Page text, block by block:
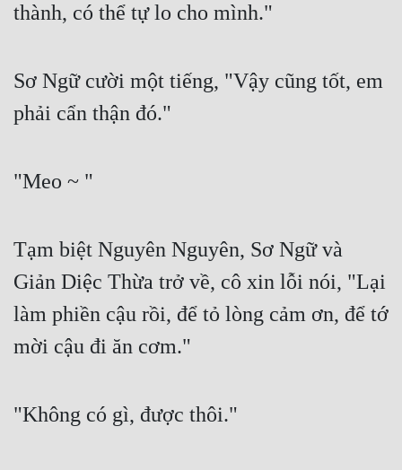
thành, có thể tự lo cho mình."
Sơ Ngữ cười một tiếng, "Vậy cũng tốt, em
phải cẩn thận đó."
"Meo ~ "
Tạm biệt Nguyên Nguyên, Sơ Ngữ và
Giản Diệc Thừa trở về, cô xin lỗi nói, "Lại
làm phiền cậu rồi, để tỏ lòng cảm ơn, để tớ
mời cậu đi ăn cơm."
"Không có gì, được thôi."